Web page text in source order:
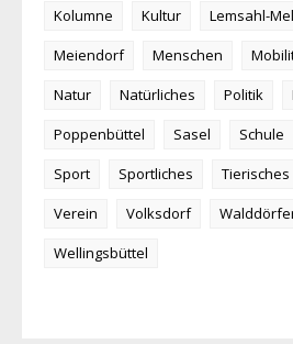
Kolumne
Kultur
Lemsahl-
Meiendorf
Menschen
Natur
Natürliches Politik
Poppenbüttel
Sasel Schule
Sport
Sportliches Tierisches
Verein
Volksdorf
Wellingsbüttel